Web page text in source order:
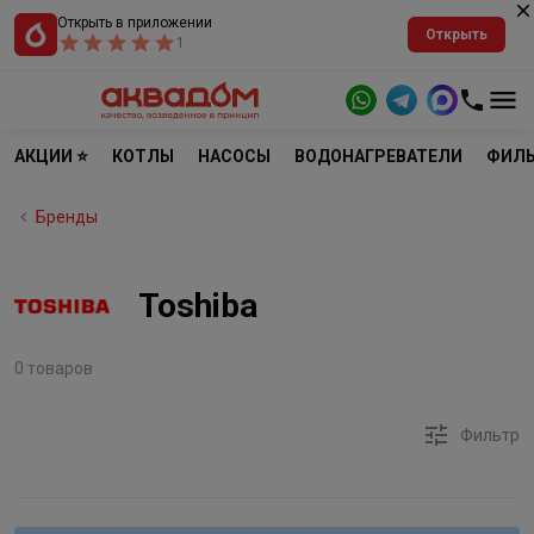
Открыть в приложении
1
Открыть
АКЦИИ ⭐ КОТЛЫ НАСОСЫ ВОДОНАГРЕВАТЕЛИ
Бренды
Toshiba
0 товаров
Фильтр